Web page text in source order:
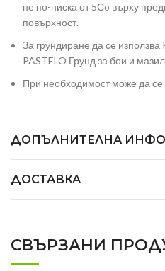
не по-ниска от 5Сo върху
повърхност.
За грундиране да се
PASTELO Грунд за бои и
При необходимост може да се
ДОПЪЛНИТЕЛНА
ДОСТАВКА
СВЪРЗАНИ